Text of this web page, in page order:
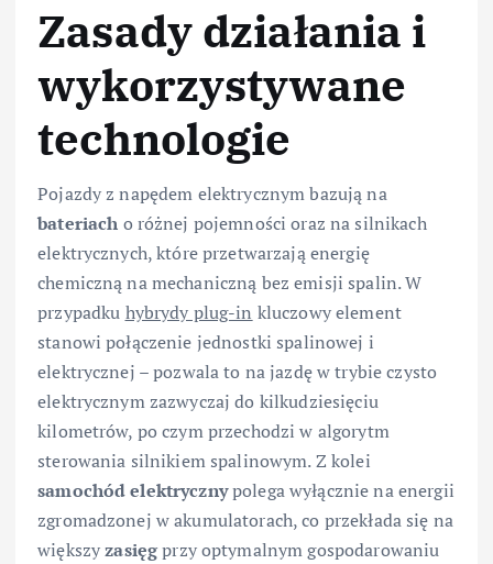
Zasady działania i
wykorzystywane
technologie
Pojazdy z napędem elektrycznym bazują na
bateriach o różnej pojemności oraz na silnikach
elektrycznych, które przetwarzają energię
chemiczną na mechaniczną bez emisji spalin. W
przypadku hybrydy plug-in kluczowy element
stanowi połączenie jednostki spalinowej i
elektrycznej – pozwala to na jazdę w trybie czysto
elektrycznym zazwyczaj do kilkudziesięciu
kilometrów, po czym przechodzi w algorytm
sterowania silnikiem spalinowym. Z kolei
samochód elektrycznypolega wyłącznie na energii
zgromadzonej w akumulatorach, co przekłada się na
większyzasięgprzy optymalnym gospodarowaniu